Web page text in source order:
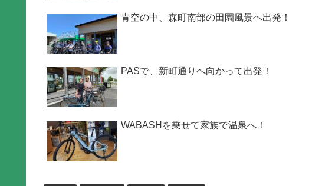
青空の中、森町南部の田園風景へ出発！
PASで、新町通りへ向かって出発！
WABASHを乗せて家族で温泉へ！